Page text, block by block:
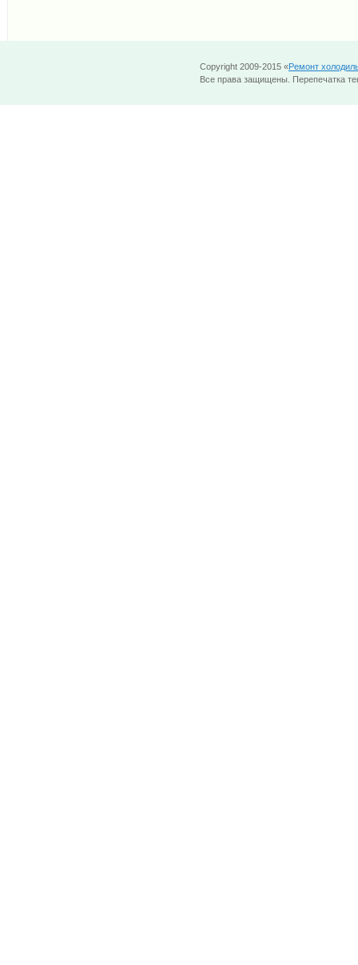
Copyright 2009-2015 «Ремонт
Все права защищены. Перепечатка